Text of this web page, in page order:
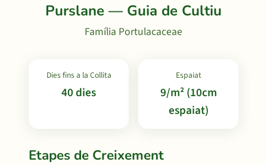
Purslane — Guia de Cultiu
Família Portulacaceae
Dies fins a la Collita
40 dies
Espaiat
9/m² (10cm
espaiat)
Etapes de Creixement